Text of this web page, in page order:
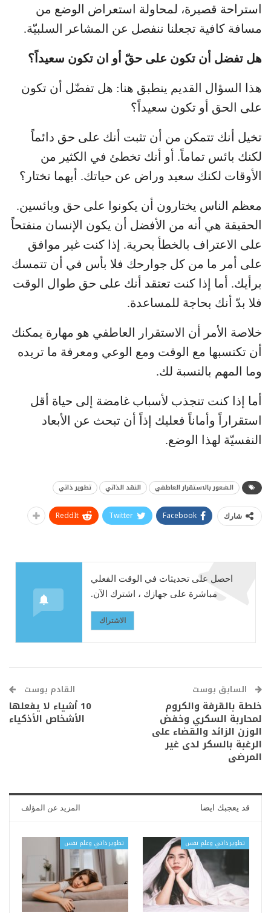
استراحة قصيرة، لمحاولة استعراض الوضع من
مسافة كافية تجعلنا ننفصل عن المشاعر السلبيّة.
هل تفضل أن تكون على حقّ أو ان تكون سعيداً؟
هذا السؤال القديم ينطبق هنا: هل تفضّل أن تكون
على الحق أو تكون سعيداً؟
تخيل أنك تتمكن من أن تثبت أنك على حق دائماً
لكنك بائس تماماً. أو أنك تخطئ في الكثير من
الأوقات لكنك سعيد وراض عن حياتك. أيهما تختار؟
معظم الناس يختارون أن يكونوا على حق وبائسين.
الحقيقة هي أنه من الأفضل أن يكون الإنسان منفتحاً
على الاعتراف بالخطأ بحرية. إذا كنت غير موافق
على أمر ما من كل جوارحك فلا بأس في أن تتمسك
برأيك. أما إذا كنت تعتقد أنك على حق طوال الوقت
فلا بدّ أنك بحاجة للمساعدة.
خلاصة الأمر أن الاستقرار العاطفي هو مهارة يمكنك
أن تكتسبها مع الوقت ومع الوعي ومعرفة ما تريده
وما المهم بالنسبة لك.
أما إذا كنت تنجذب لأسباب غامضة إلى حياة أقل
استقراراً وأماناً فعليك إذاً أن تبحث عن الأبعاد
النفسيّة لهذا الوضع.
الشعور بالاستقرار العاطفي النقد الذاتي تطوير ذاتي
شارك Facebook
Twitter
ReddIt
احصل على تحديثات في الوقت الفعلي
مباشرة على جهازك ، اشترك الآن.
الاشتراك
السابق بوست
خلطة بالقرفة والكروم
لمحاربة السكري وخفض
الوزن الزائد والقضاء على
الرغبة بالسكر لدى غير
المرضى
القادم بوست
10 أشياء لا يفعلها
الأشخاص الأذكياء
قد يعجبك ايضا المزيد عن المؤلف
تطوير ذاتي وعلم نفس تطوير ذاتي وعلم نفس